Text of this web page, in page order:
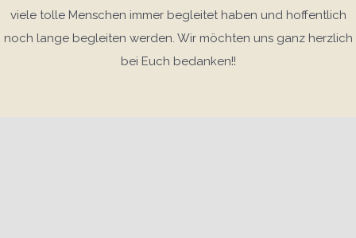
viele tolle Menschen immer begleitet haben und hoffentlich
noch lange begleiten werden. Wir möchten uns ganz herzlich
bei Euch bedanken!!